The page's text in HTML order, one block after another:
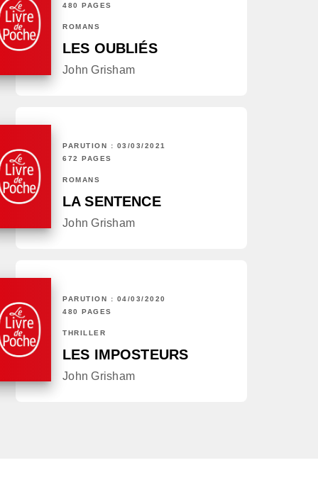
480 PAGES
ROMANS
LES OUBLIÉS
John Grisham
PARUTION : 03/03/2021
672 PAGES
ROMANS
LA SENTENCE
John Grisham
PARUTION : 04/03/2020
480 PAGES
THRILLER
LES IMPOSTEURS
John Grisham